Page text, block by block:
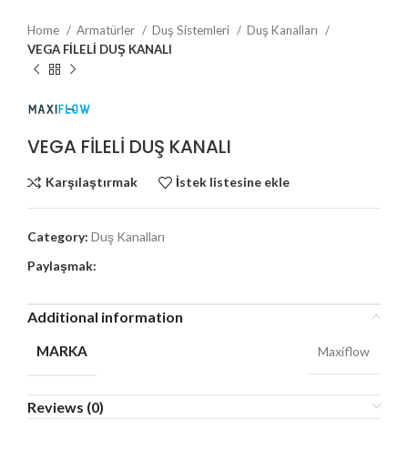
Home Armatürler Duş Sistemleri
Duş Kanalları
VEGA FİLELİ DUŞ KANALI
VEGA FİLELİ DUŞ KANALI
Karşılaştırmak İstek listesine ekle
Category: Duş Kanalları
Paylaşmak:
Additional information
MARKA Maxiflow
Reviews (0)